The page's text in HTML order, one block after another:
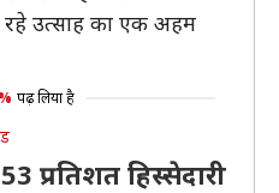
रहे उत्साह का एक अहम
पढ़ लिया है
प्रतिशत हिस्सेदारी